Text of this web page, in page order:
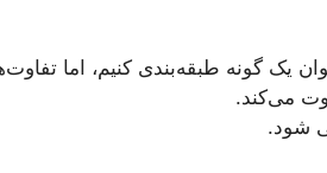
یک گونه طبقه‌بندی کنیم، اما
می‌کند.
شود.